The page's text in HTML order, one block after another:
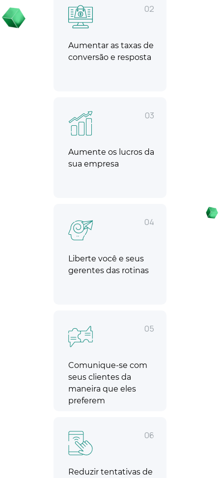
02
Aumentar as taxas de
conversão e resposta
03
Aumente os lucros da
sua empresa
04
Liberte você e seus
gerentes das rotinas
05
Comunique-se com
seus clientes da
maneira que eles
preferem
06
Reduzir tentativas de